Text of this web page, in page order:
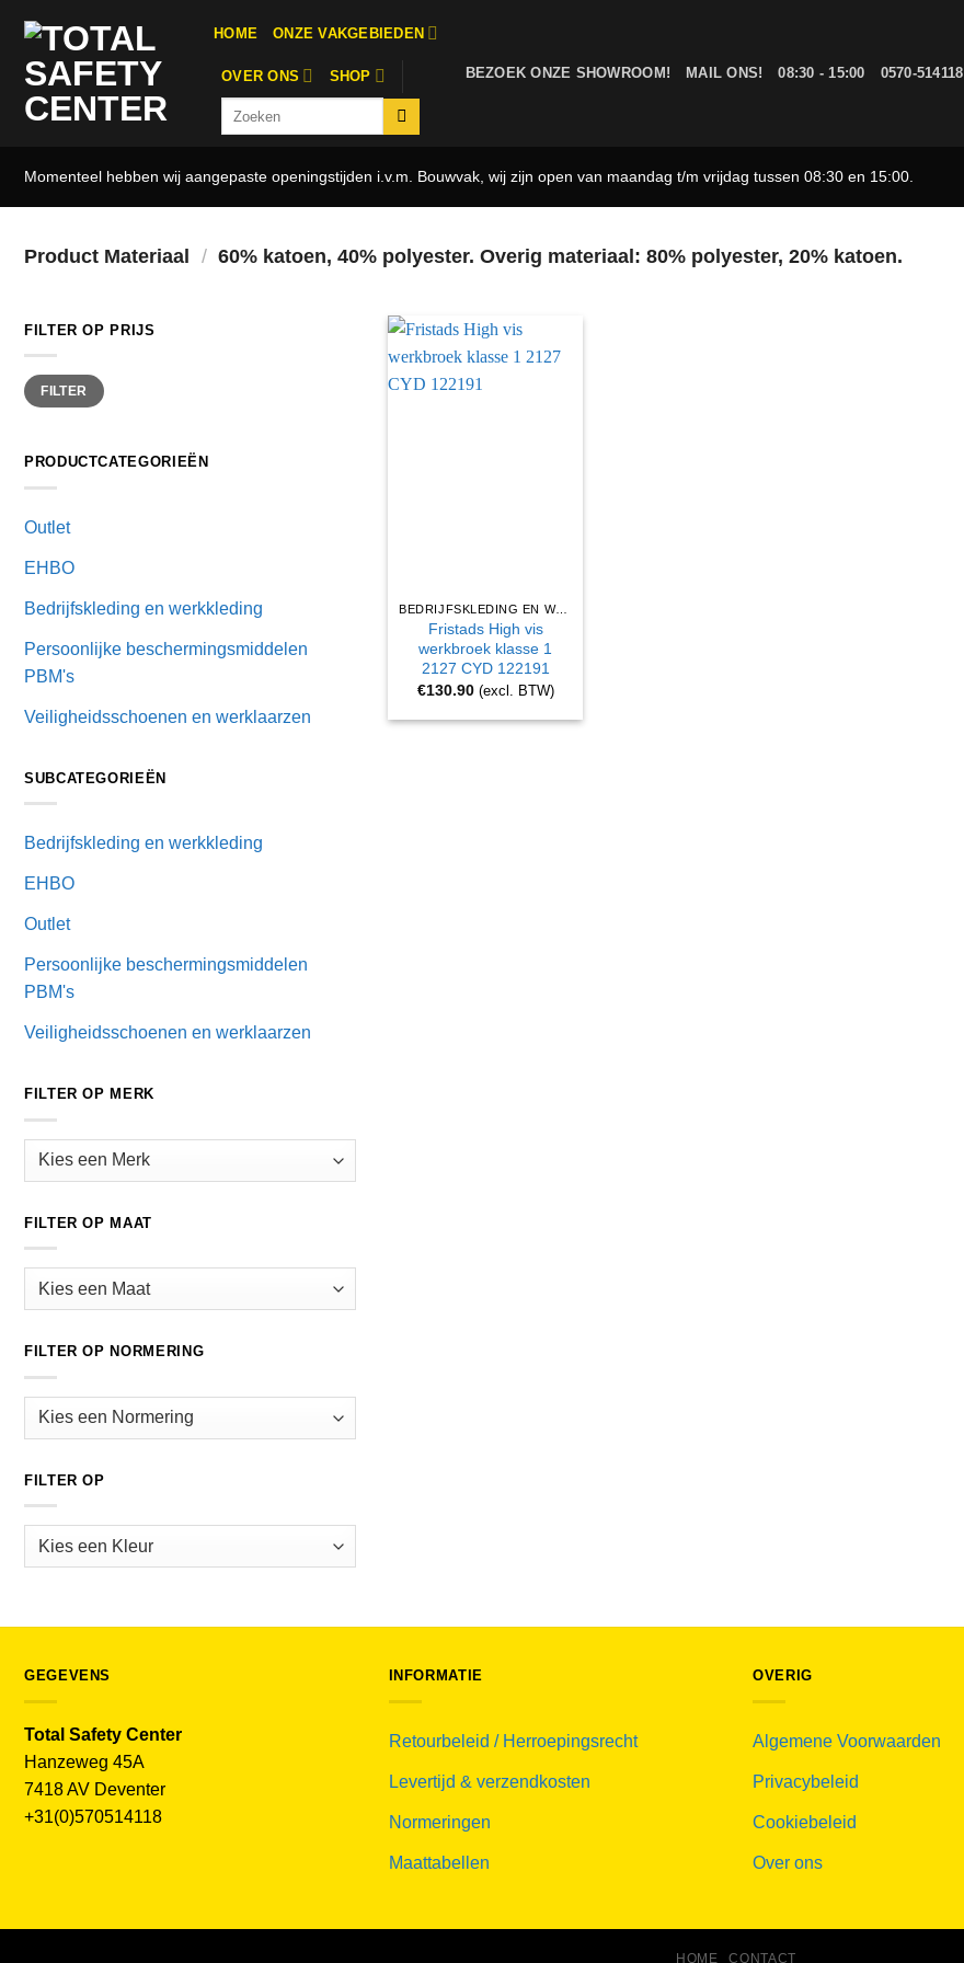
naar
inhoud
HOME ONZE VAKGEBIEDEN
OVER ONS SHOP BEZOEK ONZE SHOWROOM! MAIL ONS! 08:30 - 15:00 0570-514118
Momenteel hebben wij aangepaste openingstijden i.v.m. Bouwvak, wij zijn open van maandag t/m vrijdag tussen 08:30 en 15:00.
Product Materiaal / 60% katoen, 40% polyester. Overig materiaal: 80% polyester, 20% katoen.
FILTER OP PRIJS
Min.
prijs
Max.
prijsFILTER
PRODUCTCATEGORIEËN
Outlet
EHBO
Bedrijfskleding en werkkleding
Persoonlijke beschermingsmiddelen
PBM's
Veiligheidsschoenen en werklaarzen
SUBCATEGORIEËN
Bedrijfskleding en werkkleding
EHBO
Outlet
Persoonlijke beschermingsmiddelen
PBM's
Veiligheidsschoenen en werklaarzen
FILTER OP MERK
FILTER OP MAAT
FILTER OP NORMERING
FILTER OP
BEDRIJFSKLEDING EN WERKKLEDING
Fristads High vis
werkbroek klasse 1
2127 CYD 122191
€130.90 (excl. BTW)
GEGEVENS
Total Safety Center
Hanzeweg 45A
7418 AV Deventer
+31(0)570514118
INFORMATIE
Retourbeleid / Herroepingsrecht
Levertijd & verzendkosten
Normeringen
Maattabellen
OVERIG
Algemene Voorwaarden
Privacybeleid
Cookiebeleid
Over ons
HOME CONTACT